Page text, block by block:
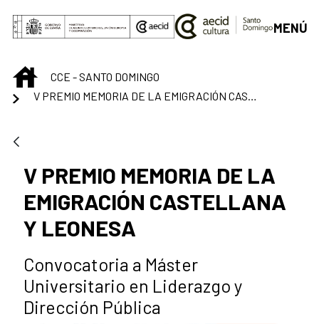
Saltar al contenido principal
MENÚ
INICIOCCE - SANTO DOMINGO
V PREMIO MEMORIA DE LA EMIGRACIÓN CASTELLANA Y LEONESA
V PREMIO MEMORIA DE LA
EMIGRACIÓN CASTELLANA
Y LEONESA
Convocatoria a Máster
Universitario en Liderazgo y
Dirección Pública